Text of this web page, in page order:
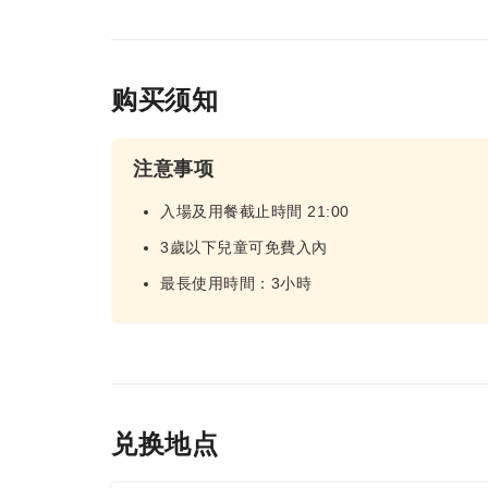
购买须知
注意事项
入場及用餐截止時間 21:00
3歲以下兒童可免費入內
最長使用時間：3小時
兑换地点